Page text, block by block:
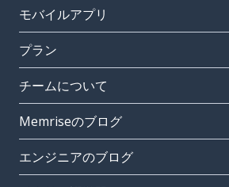
モバイルアプリ
プラン
チームについて
Memriseのブログ
エンジニアのブログ